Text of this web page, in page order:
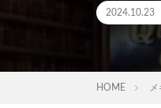
2024.10.23
HOME